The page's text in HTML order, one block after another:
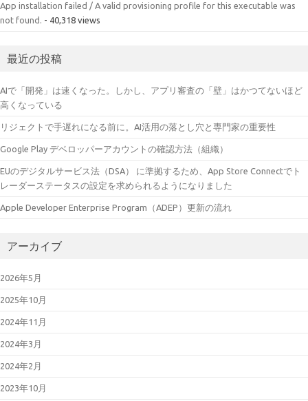
App installation failed / A valid provisioning profile for this executable was
not found. - 40,318 views
最近の投稿
AIで「開発」は速くなった。しかし、アプリ審査の「壁」はかつてないほど
高くなっている
リジェクトで手遅れになる前に。AI活用の落とし穴と専門家の重要性
Google Play デベロッパーアカウントの確認方法（組織）
EUのデジタルサービス法（DSA） に準拠するため、App Store Connectでト
レーダーステータスの設定を求められるようになりました
Apple Developer Enterprise Program（ADEP）更新の流れ
アーカイブ
2026年5月
2025年10月
2024年11月
2024年3月
2024年2月
2023年10月